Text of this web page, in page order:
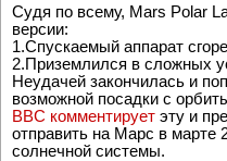
Судя по всему, Mars Polar
версии:
1.Спускаемый аппарат
2.Приземлился в сложных
Неудачей закончилась и
возможной посадки с
BBC комментирует эту и
отправить на Марс в марте
солнечной системы.